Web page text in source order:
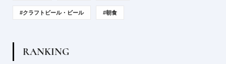
#クラフトビール・ビール #朝食
RANKING